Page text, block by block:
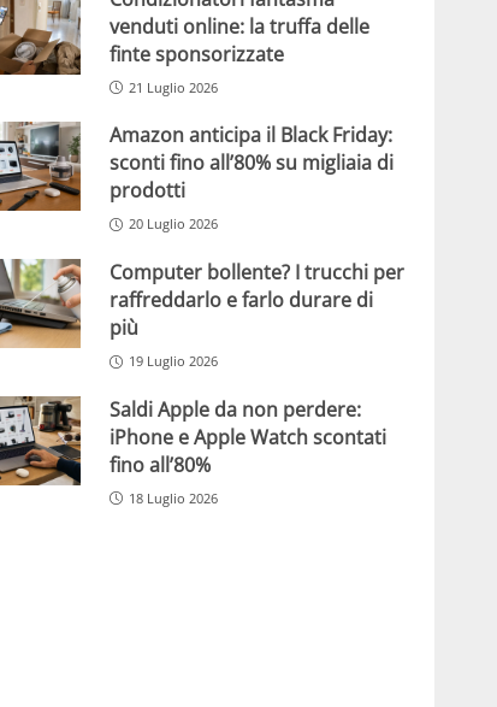
venduti online: la truffa delle
finte sponsorizzate
21 Luglio 2026
Amazon anticipa il Black Friday:
sconti fino all’80% su migliaia di
prodotti
20 Luglio 2026
Computer bollente? I trucchi per
raffreddarlo e farlo durare di
più
19 Luglio 2026
Saldi Apple da non perdere:
iPhone e Apple Watch scontati
fino all’80%
18 Luglio 2026